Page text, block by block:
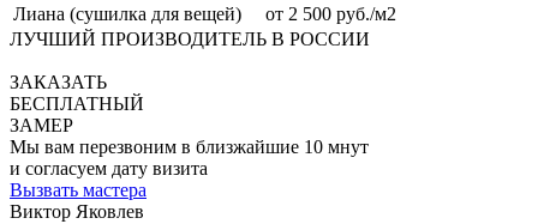
Лиана (сушилка для вещей)
от 2 500 руб./м2
ЛУЧШИЙ ПРОИЗВОДИТЕЛЬ В РОССИИ
ЗАКАЗАТЬ
БЕСПЛАТНЫЙ
ЗАМЕР
Мы вам перезвоним в близжайшие 10 мнут
и согласуем дату визита
Вызвать мастера
Виктор Яковлев